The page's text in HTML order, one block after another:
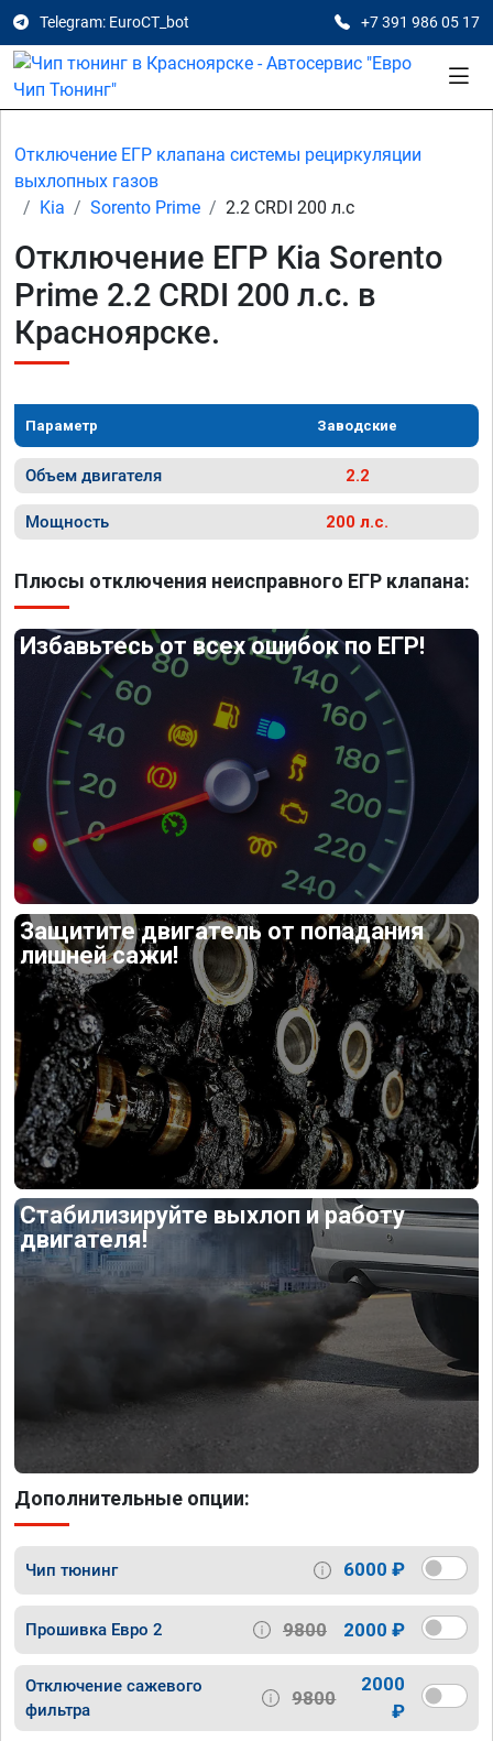
Telegram: EuroCT_bot +7 391 986 05 17
Отключение ЕГР клапана системы рециркуляции
выхлопных газов
Kia
Sorento Prime 2.2 CRDI 200 л.с
Отключение ЕГР Kia Sorento
Prime 2.2 CRDI 200 л.с. в
Красноярске.
Параметр Заводские
Объем двигателя 2.2
Мощность 200 л.с.
Плюсы отключения неисправного ЕГР клапана:
Избавьтесь от всех ошибок по ЕГР!
Защитите двигатель от попадания
лишней сажи!
Стабилизируйте выхлоп и работу
двигателя!
Дополнительные опции:
Чип тюнинг 6000 ₽
Прошивка Евро 2 9800 2000 ₽
Отключение сажевого
фильтра
9800
2000
₽